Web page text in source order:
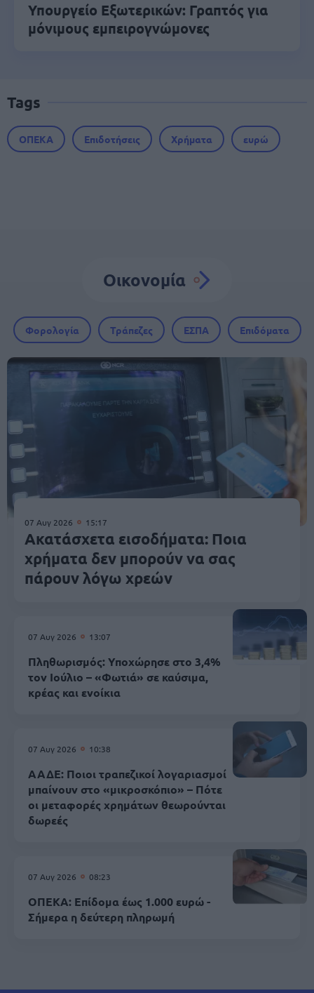
Υπουργείο Εξωτερικών: Γραπτός για
μόνιμους εμπειρογνώμονες
Tags
ΟΠΕΚΑ Επιδοτήσεις Χρήματα ευρώ
Οικονομία
Φορολογία Τράπεζες ΕΣΠΑ Επιδόματα
07 Αυγ 2026 15:17
Ακατάσχετα εισοδήματα: Ποια
χρήματα δεν μπορούν να σας
πάρουν λόγω χρεών
07 Αυγ 2026 13:07
Πληθωρισμός: Υποχώρησε στο 3,4%
τον Ιούλιο – «Φωτιά» σε καύσιμα,
κρέας και ενοίκια
07 Αυγ 2026 10:38
ΑΑΔΕ: Ποιοι τραπεζικοί λογαριασμοί
μπαίνουν στο «μικροσκόπιο» – Πότε
οι μεταφορές χρημάτων θεωρούνται
δωρεές
07 Αυγ 2026 08:23
ΟΠΕΚΑ: Επίδομα έως 1.000 ευρώ -
Σήμερα η δεύτερη πληρωμή